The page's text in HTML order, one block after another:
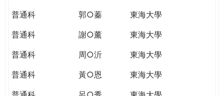
普通科
郭○蓁
東海大學
普通科
謝○薰
東海大學
普通科
周○沂
東海大學
普通科
黃○恩
東海大學